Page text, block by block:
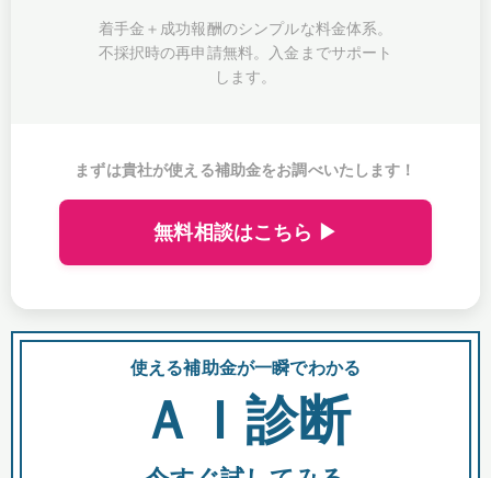
着手金＋成功報酬のシンプルな料金体系。
不採択時の再申請無料。入金までサポート
します。
まずは貴社が使える補助金をお調べいたします！
無料相談はこちら ▶
使える補助金が一瞬でわかる
ＡＩ診断